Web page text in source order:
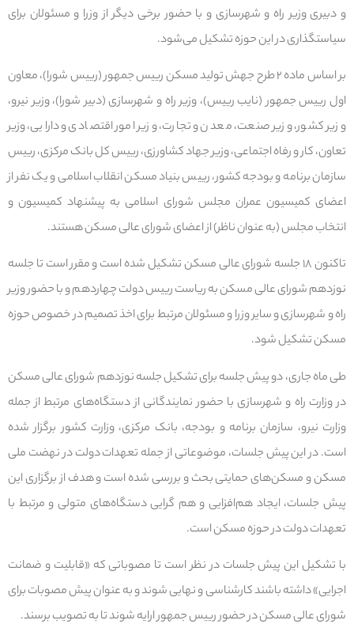
و دبیری وزیر راه و شهرسازی و با حضور برخی دیگر از وزرا و مسئولان برای
سیاستگذاری در این حوزه تشکیل می‌شود.
بر اساس ماده ۲ طرح جهش تولید مسکن رییس جمهور (رییس شورا)، معاون
اول رییس جمهور (نایب رییس)، وزیر راه و شهرسازی (دبیر شورا)، وزیر نیرو،
وزیر کشور، وزیر صنعت، معدن و تجارت، وزیر امور اقتصادی و دارایی، وزیر
تعاون، کار و رفاه اجتماعی، وزیر جهاد کشاورزی، رییس کل بانک مرکزی، رییس
سازمان برنامه و بودجه کشور، رییس بنیاد مسکن انقلاب اسلامی و یک نفر از
اعضای کمیسیون عمران مجلس شورای اسلامی به پیشنهاد کمیسیون و
انتخاب مجلس (به عنوان ناظر) از اعضای شورای عالی مسکن هستند.
تاکنون ۱۸ جلسه شورای عالی مسکن تشکیل شده است و مقرر است تا جلسه
نوزدهم شورای عالی مسکن به ریاست رییس دولت چهاردهم و با حضور وزیر
راه و شهرسازی و سایر وزرا و مسئولان مرتبط برای اخذ تصمیم در خصوص حوزه
مسکن تشکیل شود.
طی ماه جاری، دو پیش جلسه برای تشکیل جلسه نوزدهم شورای عالی مسکن
در وزارت راه و شهرسازی با حضور نمایندگانی از دستگاه‌های مرتبط از جمله
وزارت نیرو، سازمان برنامه و بودجه، بانک مرکزی، وزارت کشور برگزار شده
است. در این پیش جلسات، موضوعاتی از جمله تعهدات دولت در نهضت ملی
مسکن و مسکن‌های حمایتی بحث و بررسی شده است و هدف از برگزاری این
پیش جلسات، ایجاد هم‌افزایی و هم گرایی دستگاه‌های متولی و مرتبط با
تعهدات دولت در حوزه مسکن است.
با تشکیل این پیش جلسات در نظر است تا مصوباتی که «قابلیت و ضمانت
اجرایی» داشته باشند کارشناسی و نهایی شوند و به عنوان پیش مصوبات برای
شورای عالی مسکن در حضور رییس جمهور ارایه شوند تا به تصویب برسند.